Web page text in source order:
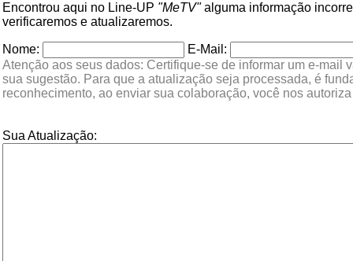
Encontrou aqui no Line-UP "MeTV"alguma informação
verificaremos e atualizaremos.
Nome:
E-Mail:
Atenção aos seus dados: Certifique-se de informar um e-mail
sua sugestão. Para que a atualização seja processada, é
reconhecimento, ao enviar sua colaboração, você nos
Sua Atualização: